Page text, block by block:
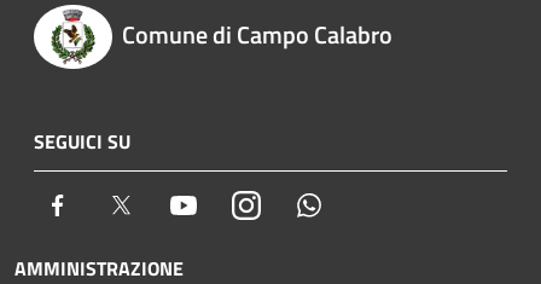
Comune di Campo Calabro
SEGUICI SU
Facebook Twitter YoutubeInstagram
AMMINISTRAZIONE